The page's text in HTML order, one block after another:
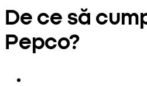
De ce să
Pepco?